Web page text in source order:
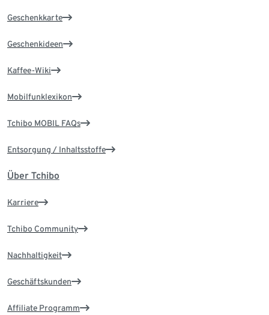
Geschenkkarte
Geschenkideen
Kaffee-Wiki
Mobilfunklexikon
Tchibo MOBIL FAQs
Entsorgung / Inhaltsstoffe
Über Tchibo
Karriere
Tchibo Community
Nachhaltigkeit
Geschäftskunden
Affiliate Programm